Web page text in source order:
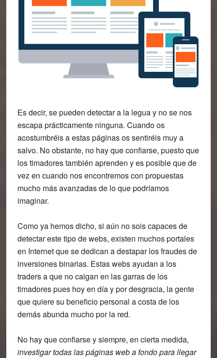
Es decir, se pueden detectar a la legua y no se nos
escapa prácticamente ninguna. Cuando os
acostumbréis a estas páginas os sentiréis muy a
salvo. No obstante, no hay que confiarse, puesto que
los timadores también aprenden y es posible que de
vez en cuando nos encontremos con propuestas
mucho más avanzadas de lo que podríamos
imaginar.
Como ya hemos dicho, si aún no sois capaces de
detectar este tipo de webs, existen muchos portales
en Internet que se dedican a destapar losfraudes de
inversiones binarias. Estas webs ayudan a los
traders a que no caigan en las garras de los
timadores pues hoy en día y por desgracia, la gente
que quiere su beneficio personal a costa de los
demás abunda mucho por la red.
No hay que confiarse y siempre, en cierta medida,
investigar todas las páginas web a fondo para llegar